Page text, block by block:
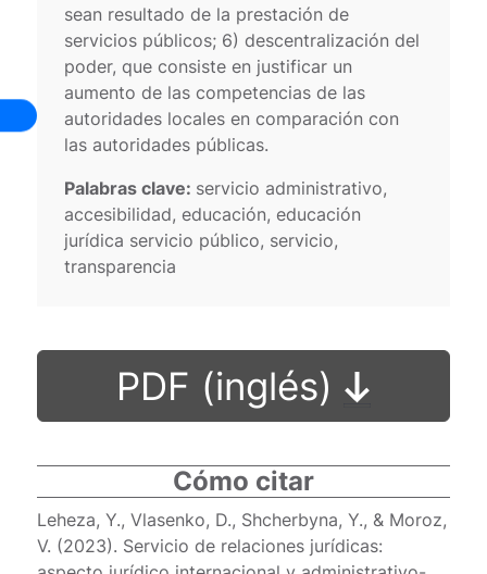
sean resultado de la prestación de
servicios públicos; 6) descentralización del
poder, que consiste en justificar un
aumento de las competencias de las
autoridades locales en comparación con
las autoridades públicas.
Palabras clave: servicio administrativo,
accesibilidad, educación, educación
jurídica servicio público, servicio,
transparencia
PDF (inglés)
Cómo citar
Leheza, Y., Vlasenko, D., Shcherbyna, Y., & Moroz,
V. (2023). Servicio de relaciones jurídicas: